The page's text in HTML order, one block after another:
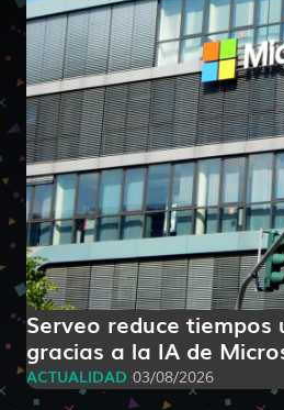
Serveo reduce tiempos
gracias a la IA de
ACTUALIDAD 03/08/2026